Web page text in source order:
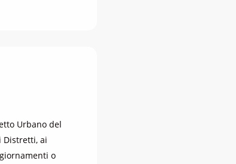
Urbano del
Distretti, ai
o